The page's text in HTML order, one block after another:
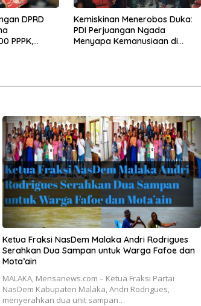
DPRD
PPPK,
Kemiskinan Menerobos Duka:
PDI Perjuangan Ngada
Menyapa Kemanusiaan di
Ketua Fraksi NasDem Malaka Andri Rodrigues
Serahkan Dua Sampan untuk Warga Fafoe dan
Mota’ain
MALAKA, Mensanews.com – Ketua Fraksi Partai
NasDem Kabupaten Malaka, Andri Rodrigues,
menyerahkan dua unit sampan…